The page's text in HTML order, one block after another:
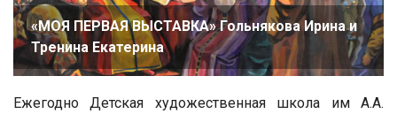
«МОЯ ПЕРВАЯ ВЫСТАВКА» Гольнякова Ирина и
Тренина Екатерина
Ежегодно Детская художественная школа им А.А.